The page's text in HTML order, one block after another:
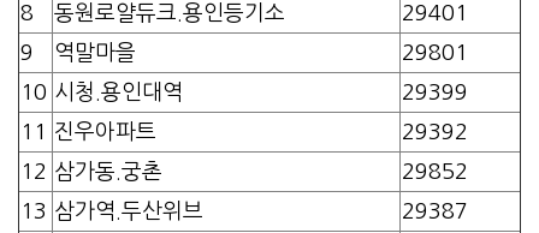
8
동원로얄듀크.용인등기소
29401
9
역말마을
29801
10 시청.용인대역
29399
11
진우아파트
29392
12 삼가동.궁촌
29852
13 삼가역.두산위브
29387